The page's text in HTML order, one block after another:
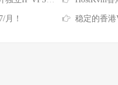
月！ 稳定的香港